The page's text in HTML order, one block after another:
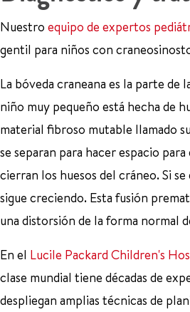
Nuestro equipo de expertos
gentil para niños con
La bóveda craneana es la parte de
niño muy pequeño está hecha de
material fibroso mutable llamado
se separan para hacer espacio
cierran los huesos del cráneo. Si
sigue creciendo. Esta fusión
una distorsión de la forma normal
En el Lucile Packard Children's
clase mundial tiene décadas de
despliegan amplias técnicas de